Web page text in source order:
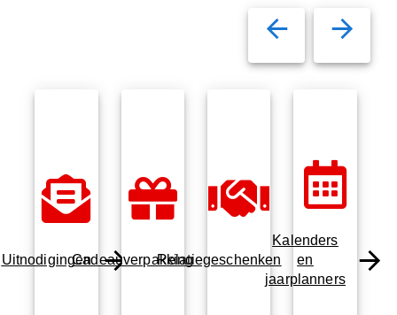
UitnodigingenCadeauverpakkingRelatiegeschenken
Kalenders
en
jaarplanners